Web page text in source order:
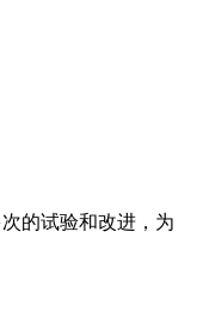
的试验和改进，为